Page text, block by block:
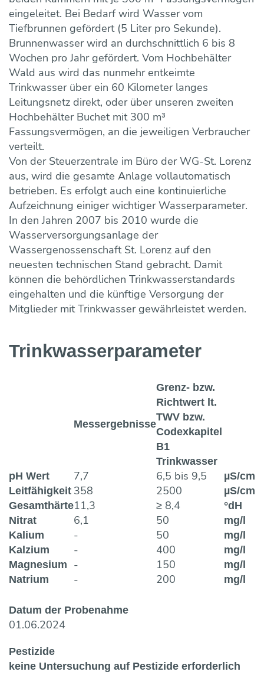
eingeleitet. Bei Bedarf wird Wasser vom
Tiefbrunnen gefördert (5 Liter pro Sekunde).
Brunnenwasser wird an durchschnittlich 6 bis 8
Wochen pro Jahr gefördert. Vom Hochbehälter
Wald aus wird das nunmehr entkeimte
Trinkwasser über ein 60 Kilometer langes
Leitungsnetz direkt, oder über unseren zweiten
Hochbehälter Buchet mit 300 m³
Fassungsvermögen, an die jeweiligen Verbraucher
verteilt.
Von der Steuerzentrale im Büro der WG-St. Lorenz
aus, wird die gesamte Anlage vollautomatisch
betrieben. Es erfolgt auch eine kontinuierliche
Aufzeichnung einiger wichtiger Wasserparameter.
In den Jahren 2007 bis 2010 wurde die
Wasserversorgungsanlage der
Wassergenossenschaft St. Lorenz auf den
neuesten technischen Stand gebracht. Damit
können die behördlichen Trinkwasserstandards
eingehalten und die künftige Versorgung der
Mitglieder mit Trinkwasser gewährleistet werden.
Trinkwasser­parameter
Messergebnisse
Grenz- bzw.
Richtwert lt.
TWV bzw.
Codexkapitel
B1
Trinkwasser
pH Wert
7,7 6,5 bis 9,5
µS/cm
Leitfähigkeit 358 2500
µS/cm
Gesamthärte11,3 ≥ 8,4
°dH
Nitrat
6,1 50
mg/l
Kalium
- 50
mg/l
Kalzium
- 400
mg/l
Magnesium
- 150
mg/l
Natrium
- 200 mg/l
Datum der Probenahme
01.06.2024
Pestizide
keine Untersuchung auf Pestizide erforderlich